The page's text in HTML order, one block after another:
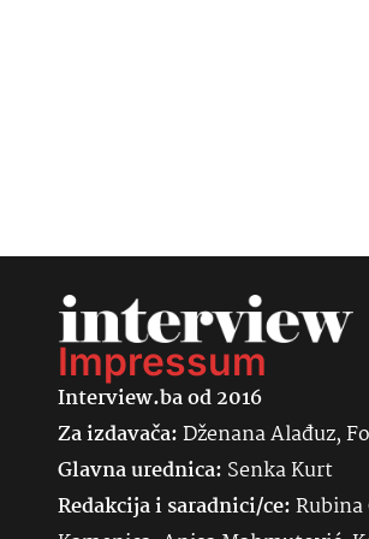
Impressum
Interview.ba od 2016
Za izdavača:Dženana Alađuz,
Glavna urednica: SenkaKurt
Redakcija i saradnici/ce: